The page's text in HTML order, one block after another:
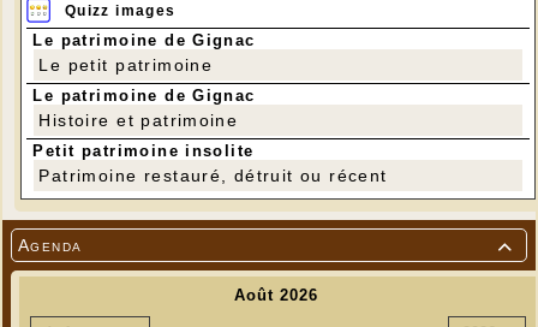

Agenda
Quizz images
Le patrimoine de Gignac
Le petit patrimoine
Le patrimoine de Gignac
Histoire et patrimoine
Petit patrimoine insolite
Patrimoine restauré, détruit ou récent